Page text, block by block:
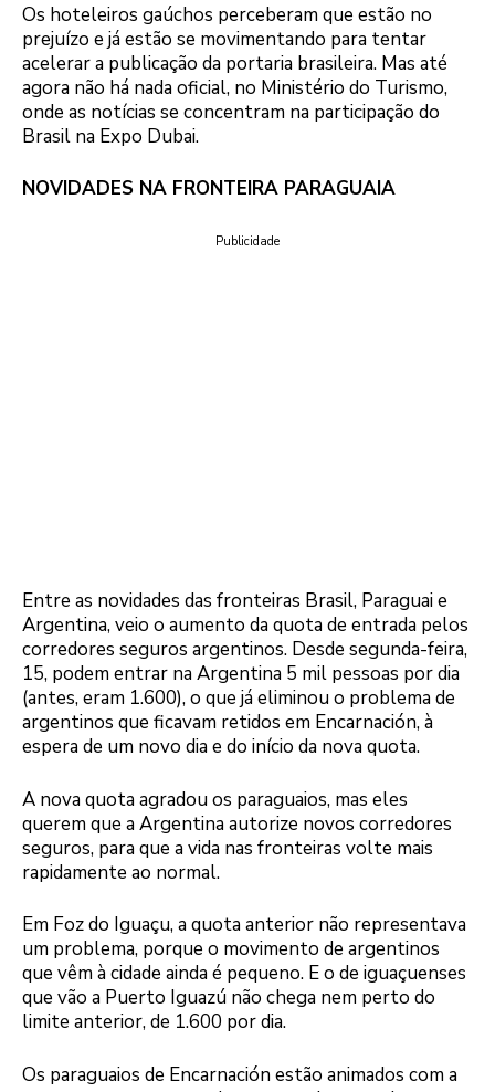
Os hoteleiros gaúchos perceberam que estão no
prejuízo e já estão se movimentando para tentar
acelerar a publicação da portaria brasileira. Mas até
agora não há nada oficial, no Ministério do Turismo,
onde as notícias se concentram na participação do
Brasil na Expo Dubai.
NOVIDADES NA FRONTEIRA PARAGUAIA
Publicidade
Entre as novidades das fronteiras Brasil, Paraguai e
Argentina, veio o aumento da quota de entrada pelos
corredores seguros argentinos. Desde segunda-feira,
15, podem entrar na Argentina 5 mil pessoas por dia
(antes, eram 1.600), o que já eliminou o problema de
argentinos que ficavam retidos em Encarnación, à
espera de um novo dia e do início da nova quota.
A nova quota agradou os paraguaios, mas eles
querem que a Argentina autorize novos corredores
seguros, para que a vida nas fronteiras volte mais
rapidamente ao normal.
Em Foz do Iguaçu, a quota anterior não representava
um problema, porque o movimento de argentinos
que vêm à cidade ainda é pequeno. E o de iguaçuenses
que vão a Puerto Iguazú não chega nem perto do
limite anterior, de 1.600 por dia.
Os paraguaios de Encarnación estão animados com a